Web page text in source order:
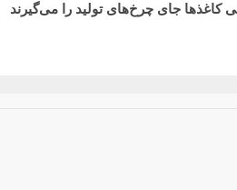
کاغذها جای چرخ‌های تولید را می‌گیرند